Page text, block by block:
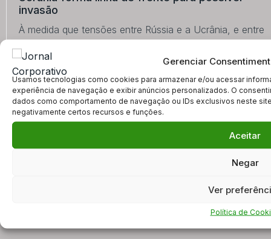
Gerenciar
Usamos tecnologias como cookies para armazenar e/ou acessar
experiência de navegação e exibir anúncios personalizados. O
dados como comportamento de navegação ou IDs exclusivos neste
negativamente certos recursos e funções.
Aceitar
Negar
Ver
Política de
invasão
À medida que tensões entre Rússia e a Ucrânia, e entre
2624
10 de fevereiro de 2022
STF vota por arquivar inquérito de Renan
PGR pediu o encerramento do caso, mas desistiu,
disse que o requerimento foi enviado por equívoco e